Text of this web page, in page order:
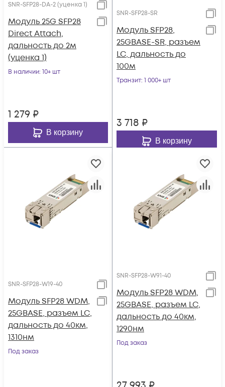
SNR-SFP28-DA-2 (уценка 1)
Модуль 25G SFP28
Direct Attach,
дальность до 2м
(уценка 1)
В наличии: 10+ шт
1 279 ₽
В корзину
SNR-SFP28-SR
Модуль SFP28,
25GBASE-SR, разъем
LC, дальность до
100м
Транзит: 1 000+ шт
3 718 ₽
В корзину
SNR-SFP28-W19-40
Модуль SFP28 WDM,
25GBASE, разъем LC,
дальность до 40км,
1310нм
Под заказ
SNR-SFP28-W91-40
Модуль SFP28 WDM,
25GBASE, разъем LC,
дальность до 40км,
1290нм
Под заказ